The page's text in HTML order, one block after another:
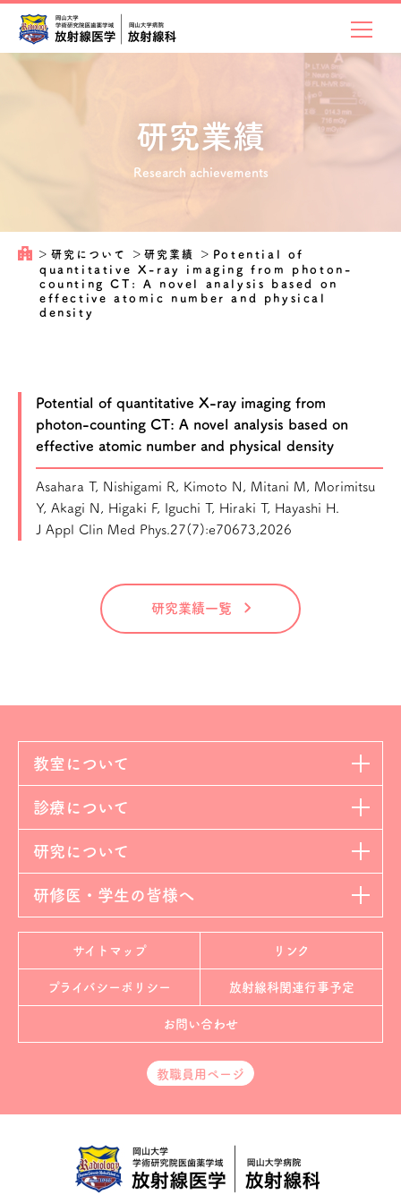
研究業績
Research achievements
＞ 研究について ＞研究業績 ＞ Potential of
quantitative X-ray imaging from photon-
counting CT: A novel analysis based on
effective atomic number and physical
density
Potential of quantitative X-ray imaging from
photon-counting CT: A novel analysis based on
effective atomic number and physical density
Asahara T, Nishigami R, Kimoto N, Mitani M, Morimitsu
Y, Akagi N, Higaki F, Iguchi T, Hiraki T, Hayashi H.
J Appl Clin Med Phys.27(7):e70673,2026
研究業績一覧
教室について
診療について
研究について
研修医・学生の皆様へ
サイトマップ リンク
プライバシーポリシー 放射線科関連行事予定
お問い合わせ
教職員用ページ